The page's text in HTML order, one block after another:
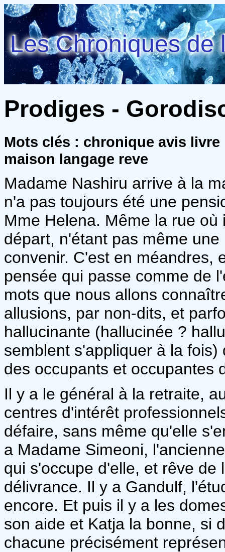
Les Chroniques de
Prodiges -
Mots clés : chronique avis
maison langage reve
Madame Nashiru arrive à la
n'a pas toujours été une
Mme Helena. Même la rue
départ, n'étant pas même
convenir. C'est en méandres,
pensée qui passe comme de
mots que nous allons
allusions, par non-dits, et
hallucinante (hallucinée ?
semblent s'appliquer à la
des occupants et occupantes
Il y a le général à la retraite,
centres d'intérêt
défaire, sans même qu'elle
a Madame Simeoni,
qui s'occupe d'elle, et rêve
délivrance. Il y a Gandulf,
encore. Et puis il y a les
son aide et Katja la bonne, si
chacune précisément